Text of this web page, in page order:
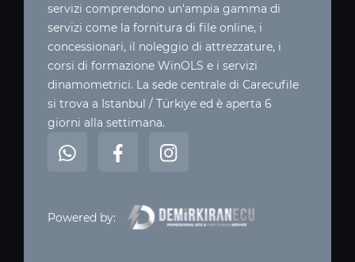
servizi comprendono un'ampia gamma di
servizi come la fornitura di file online, i
concessionari, il noleggio di attrezzature, i
corsi di formazione WinOLS e i servizi
dinamometrici. La sede centrale di Carecufile
si trova a Istanbul / Türkiye ed è aperta 6
giorni alla settimana.
Powered by: